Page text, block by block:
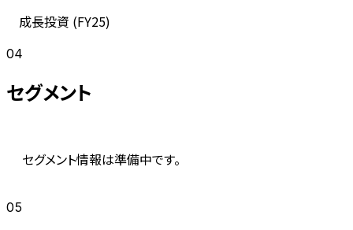
成長投資 (FY25)
04
セグメント
セグメント情報は準備中です。
05